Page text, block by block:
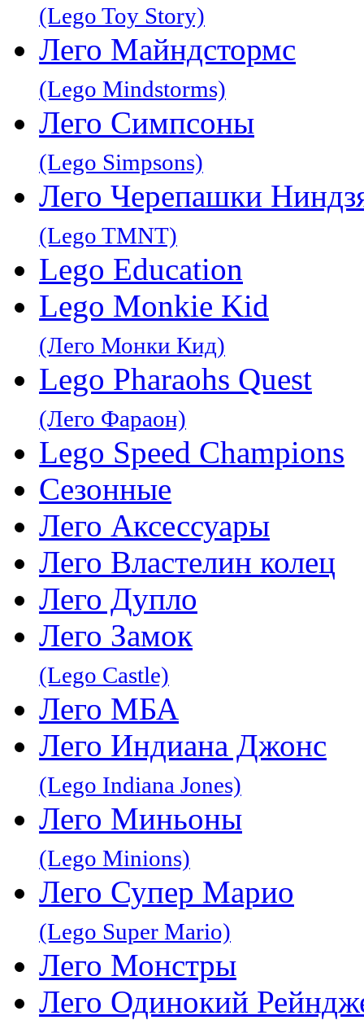
(Lego Toy Story)
Лего Майндстормс
(Lego Mindstorms)
Лего Симпсоны
(Lego Simpsons)
Лего Черепашки
(Lego TMNT)
Lego Education
Lego Monkie Kid
(Лего Монки Кид)
Lego Pharaohs Quest
(Лего Фараон)
Lego Speed Champions
Сезонные
Лего Аксессуары
Лего Властелин колец
Лего Дупло
Лего Замок
(Lego Castle)
Лего МБА
Лего Индиана Джонс
(Lego Indiana Jones)
Лего Миньоны
(Lego Minions)
Лего Супер Марио
(Lego Super Mario)
Лего Монстры
Лего Одинокий